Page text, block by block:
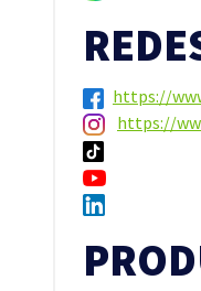
https://
https://